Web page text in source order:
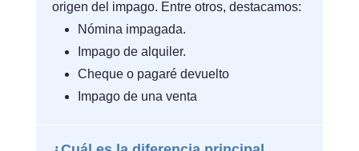
origen del impago. Entre otros, destacamos:
Nómina impagada.
Impago de alquiler.
Cheque o pagaré devuelto
Impago de una venta